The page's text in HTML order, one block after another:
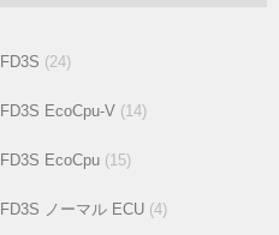
FD3S (24)
FD3S EcoCpu-V (14)
FD3S EcoCpu (15)
FD3S ノーマル ECU (4)